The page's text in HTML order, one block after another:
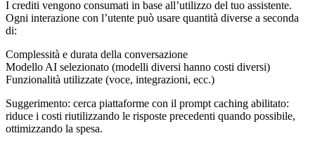
I crediti vengono consumati in base all’utilizzo del tuo assistente.
Ogni interazione con l’utente può usare quantità diverse a seconda
di:
Complessità e durata della conversazione
Modello AI selezionato (modelli diversi hanno costi diversi)
Funzionalità utilizzate (voce, integrazioni, ecc.)
Suggerimento: cerca piattaforme con il prompt caching abilitato:
riduce i costi riutilizzando le risposte precedenti quando possibile,
ottimizzando la spesa.